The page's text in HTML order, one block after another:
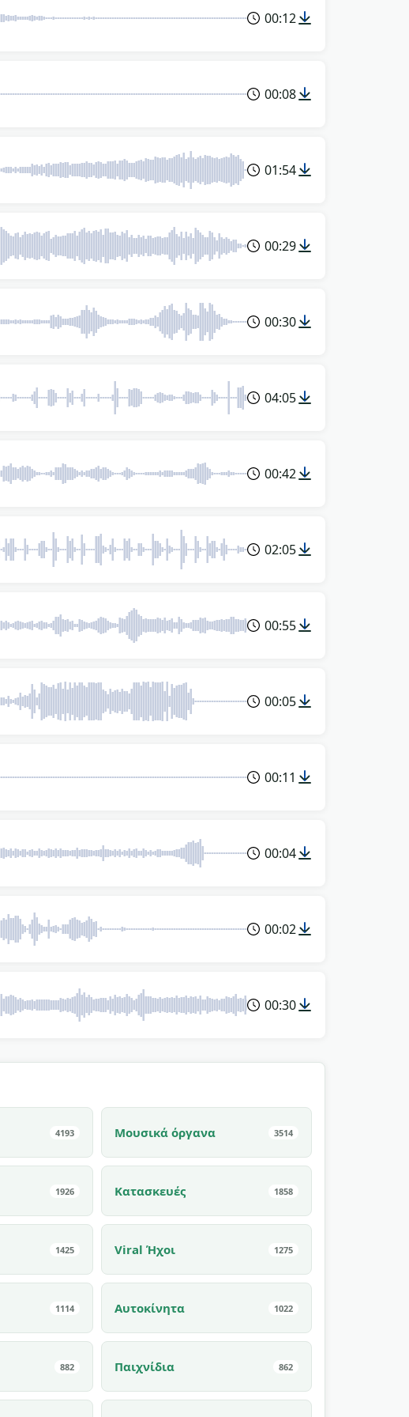
00:12
00:08
01:54
00:29
00:30
04:05
00:42
02:05
00:55
00:05
00:11
00:04
00:02
00:30
4193 Μουσικά όργανα 3514
1926 Κατασκευές 1858
1425 Viral Ήχοι 1275
1114 Αυτοκίνητα 1022
882 Παιχνίδια 862